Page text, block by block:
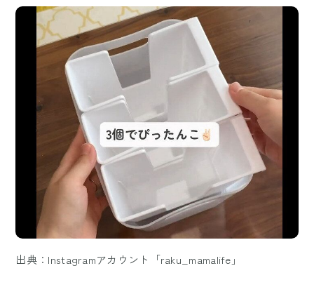
出典：Instagramアカウント「raku_mamalife」